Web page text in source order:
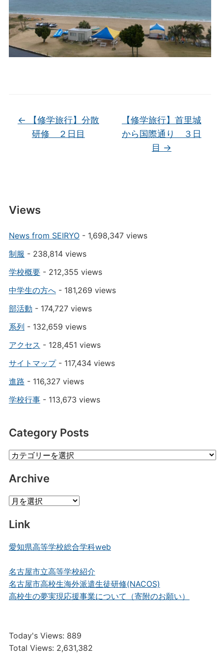
← 【修学旅行】分散
研修 ２日目
【修学旅行】首里城
から国際通り ３日
目 →
Views
News from SEIRYO- 1,698,347 views
制服 - 238,814 views
学校概要- 212,355 views
中学生の方へ- 181,269 views
部活動 - 174,727 views
系列 - 132,659 views
アクセス - 128,451 views
サイトマップ- 117,434 views
進路 - 116,327 views
学校行事- 113,673 views
Category Posts
Category
Archive
Archive
Link
愛知県高等学校総合学科web
名古屋市立高等学校紹介
名古屋市高校生海外派遣生徒研修(NACOS)
高校生の夢実現応援事業について（寄附のお願い）
Today's Views: 889
Total Views: 2,631,382